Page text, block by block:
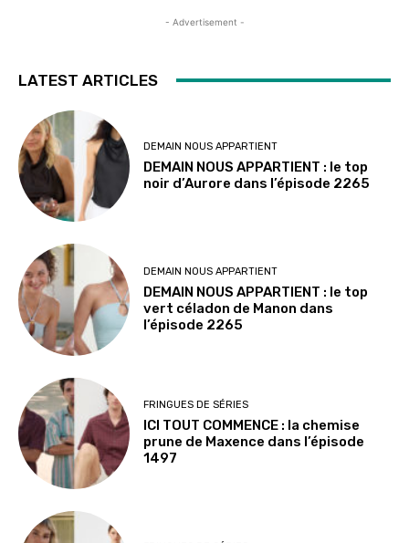
- Advertisement -
LATEST ARTICLES
DEMAIN NOUS APPARTIENT
DEMAIN NOUS APPARTIENT : le top
noir d’Aurore dans l’épisode 2265
DEMAIN NOUS APPARTIENT
DEMAIN NOUS APPARTIENT : le top
vert céladon de Manon dans
l’épisode 2265
FRINGUES DE SÉRIES
ICI TOUT COMMENCE : la chemise
prune de Maxence dans l’épisode
1497